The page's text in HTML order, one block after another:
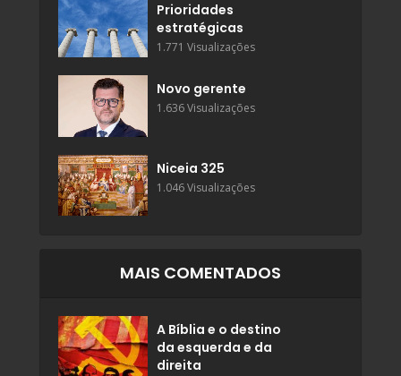
Prioridades
estratégicas
1.771 Visualizações
Novo gerente
1.636 Visualizações
Niceia 325
1.046 Visualizações
MAIS COMENTADOS
A Bíblia e o destino
da esquerda e da
direita